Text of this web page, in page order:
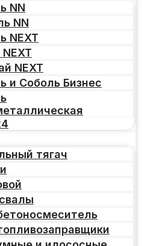
NN
NN
NEXT
NEXT
NEXT
и Соболь Бизнес
тягач